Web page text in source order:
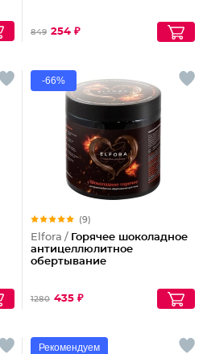
849 254 ₽
-66%
(9)
Elfora / Горячее шоколадное
антицеллюлитное
обертывание
1280 435 ₽
Рекомендуем